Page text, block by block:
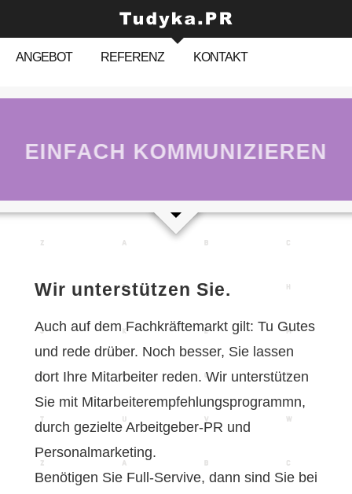
ANGEBOT REFERENZ KONTAKT
EINFACH KOMMUNIZIEREN
Wir unterstützen Sie.
Auch auf dem Fachkräftemarkt gilt: Tu Gutes
und rede drüber. Noch besser, Sie lassen
dort Ihre Mitarbeiter reden. Wir unterstützen
Sie mit Mitarbeiterempfehlungsprogrammn,
durch gezielte Arbeitgeber-PR und
Personalmarketing.
Benötigen Sie Full-Servive, dann sind Sie bei